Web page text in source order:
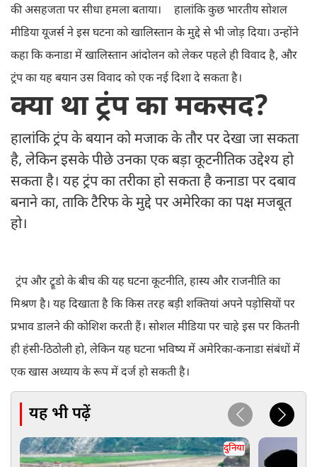
की असहजता पर सीधा हमला बताया।
हालांकि कुछ भारतीय सोशल
मीडिया यूजर्स ने इस घटना को खालिस्तान के मुद्दे से भी जोड़ दिया। उन्होंने
कहा कि कनाडा में खालिस्तान आंदोलन को लेकर पहले ही विवाद है, और
ट्रंप का यह बयान उस विवाद को एक नई दिशा दे सकता है।
क्या था ट्रंप का मकसद?
हालांकि ट्रंप के बयान को मजाक के तौर पर देखा जा सकता
है, लेकिन इसके पीछे उनका एक बड़ा कूटनीतिक उद्देश्य हो
सकता है। यह ट्रंप का तरीका हो सकता है कनाडा पर दबाव
बनाने का, ताकि टैरिफ के मुद्दे पर अमेरिका का पक्ष मजबूत
हो।
ट्रंप और ट्रूडो के बीच की यह घटना कूटनीति, हास्य और राजनीति का
मिश्रण है। यह दिखाता है कि किस तरह बड़ी शक्तियां अपने पड़ोसियों पर
प्रभाव डालने की कोशिश करती हैं। सोशल मीडिया पर चाहे इस पर कितनी
ही हंसी-ठिठोली हो, लेकिन यह घटना भविष्य में अमेरिका-कनाडा संबंधों में
एक खास अध्याय के रूप में दर्ज हो सकती है।
यह भी पढ़ें
दुनिया